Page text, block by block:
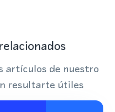
artículos de nuestro
resultarte útiles